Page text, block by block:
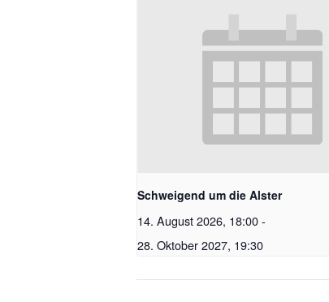
Schweigend um die Alster
14. August 2026, 18:00-
28. Oktober 2027, 19:30